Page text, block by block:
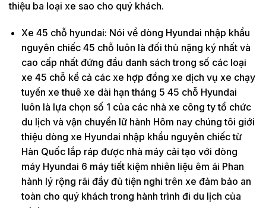
thiệu ba loại xe sao cho quý khách.
Xe 45 chỗ hyundai: Nói về dòng Hyundai nhập khẩu
nguyên chiếc 45 chỗ luôn là đối thủ nặng ký nhất và
cao cấp nhất đứng đầu danh sách trong số các loại
xe 45 chỗ kể cả các xe hợp đồng xe dịch vụ xe chạy
tuyến xe thuê xe dài hạn tháng 5 45 chỗ Hyundai
luôn là lựa chọn số 1 của các nhà xe công ty tổ chức
du lịch và vận chuyển lữ hành Hôm nay chúng tôi giới
thiệu dòng xe Hyundai nhập khẩu nguyên chiếc từ
Hàn Quốc lắp ráp được nhà máy cải tạo với dòng
máy Hyundai 6 máy tiết kiệm nhiên liệu êm ái Phan
hành lý rộng rãi đầy đủ tiện nghi trên xe đảm bảo an
toàn cho quý khách trong hành trình đi du lịch của